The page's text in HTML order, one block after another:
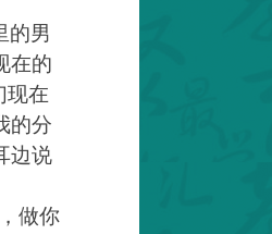
的男
在的
现在
的分
边说
做你